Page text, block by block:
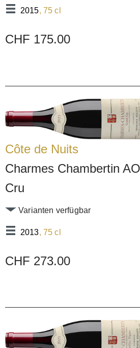
2015, 75 cl
CHF 175.00
Côte de Nuits
Charmes Chambertin
Cru
2013, 75 cl
Varianten verfügbar
CHF 273.00